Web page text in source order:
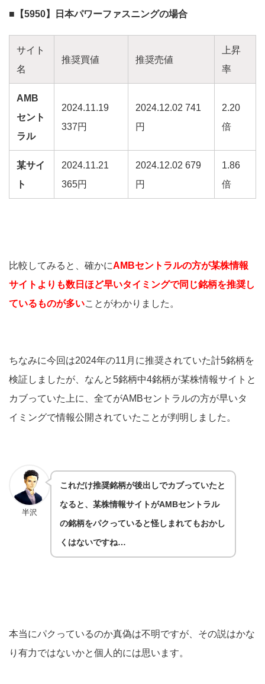
■【5950】日本パワーファスニングの場合
サイト
名
推奨買値 推奨売値
上昇
率
AMB
セント
ラル
2024.11.19
337円
2024.12.02 741
円
2.20
倍
某サイ
ト
2024.11.21
365円
2024.12.02 679
円
1.86
倍
比較してみると、確かにAMBセントラルの方が某株情報
サイトよりも数日ほど早いタイミングで同じ銘柄を推奨し
ているものが多い ことがわかりました。
ちなみに今回は2024年の11月に推奨されていた計5銘柄を
検証しましたが、なんと5銘柄中4銘柄が某株情報サイトと
カブっていた
上に、全てがAMBセントラルの方が早いタ
イミングで情報公開されていたことが判明しました。
半沢
これだけ推奨銘柄が後出しでカブっていたと
なると、某株情報サイトがAMBセントラル
の銘柄をパクっていると怪しまれてもおかし
くはないですね…
本当にパクっているのか真偽は不明ですが、その説はかな
り有力ではないかと個人的には思います。